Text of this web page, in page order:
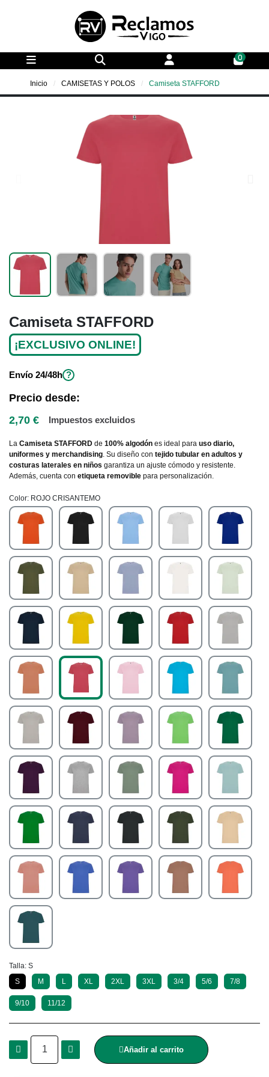
0
Inicio CAMISETAS Y POLOS Camiseta STAFFORD
Camiseta STAFFORD
¡EXCLUSIVO ONLINE!
Envío 24/48h ?
Precio desde:
2,70 €
Impuestos excluidos
La Camiseta STAFFORD de 100% algodón es ideal para uso diario,
uniformes y merchandising . Su diseño con tejido tubular en adultos y
costuras laterales en niños garantiza un ajuste cómodo y resistente.
Además, cuenta con etiqueta removible para personalización.
Color ROJO CRISANTEMO
Talla S
S
M L XL 2XL 3XL 3/4 5/6 7/8
9/10 11/12
Añadir al carrito